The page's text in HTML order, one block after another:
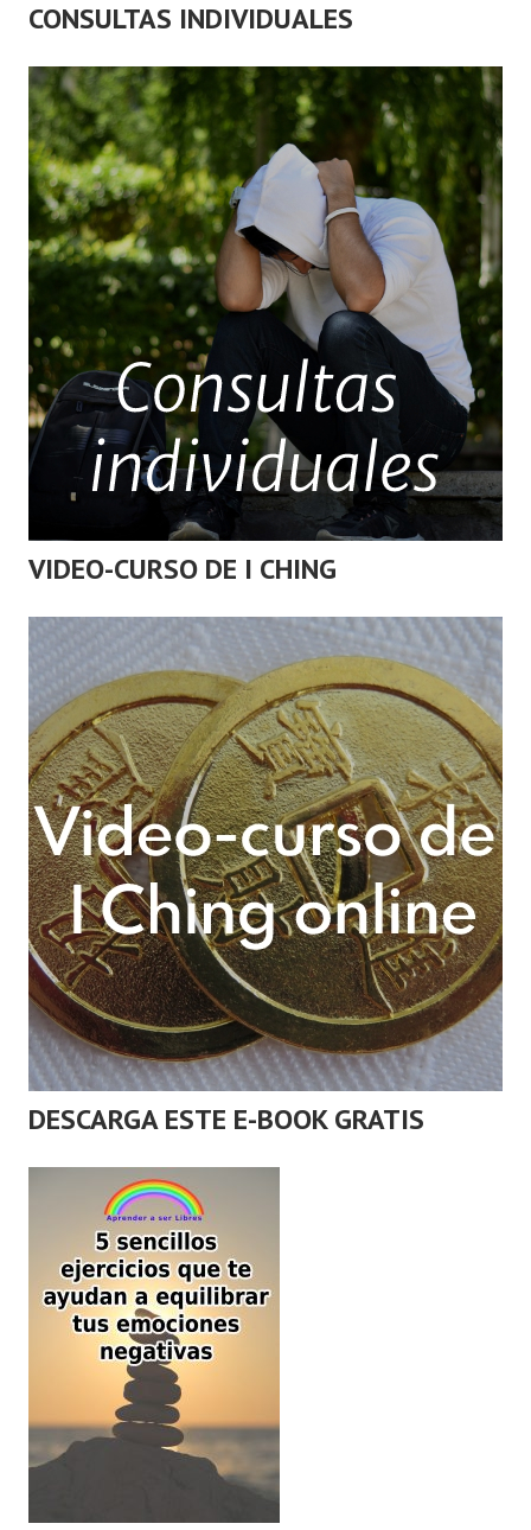
CONSULTAS INDIVIDUALES
VIDEO-CURSO DE I CHING
DESCARGA ESTE E-BOOK GRATIS